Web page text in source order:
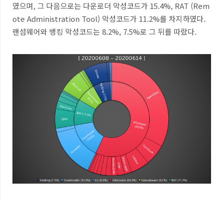
였으며, 그 다음으로는 다운로더 악성코드가 15.4%, RAT (Rem
ote Administration Tool) 악성코드가 11.2%를 차지하였다.
랜섬웨어와 뱅킹 악성코드는 8.2%, 7.5%로 그 뒤를 따랐다.